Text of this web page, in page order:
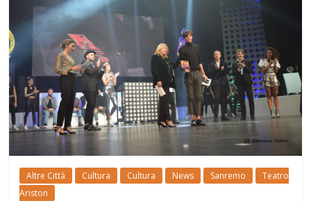
Altre Città Cultura Cultura News Sanremo
Teatro
Ariston